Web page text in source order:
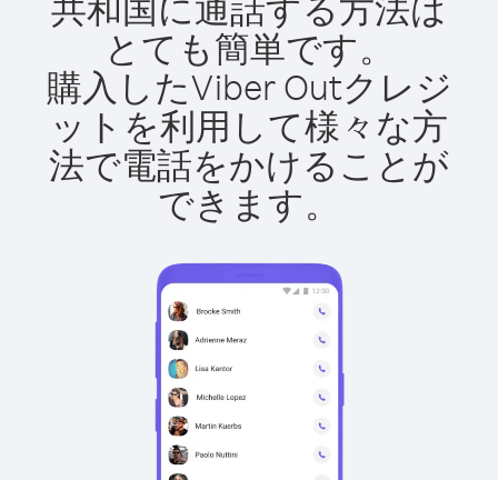
とても簡単です。
購入したViber Outクレジ
ットを利用して様々な方
法で電話をかけることが
できます。